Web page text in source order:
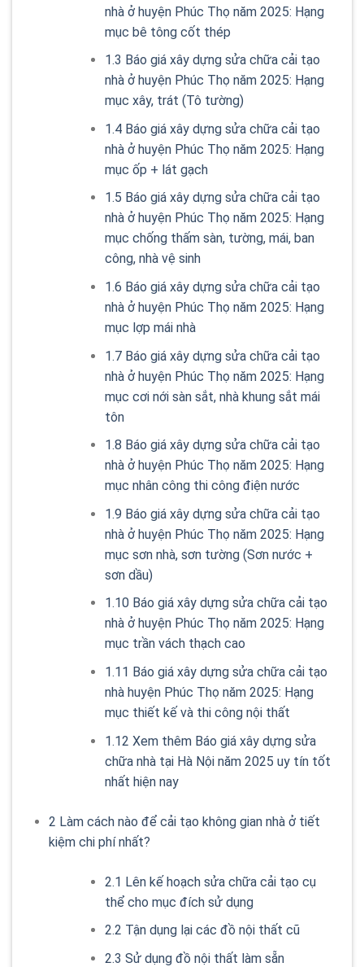
nhà ở huyện Phúc Thọ năm 2025: Hạng
mục bê tông cốt thép
1.3 Báo giá xây dựng sửa chữa cải tạo
nhà ở huyện Phúc Thọ năm 2025: Hạng
mục xây, trát (Tô tường)
1.4Báo giá xây dựng sửa chữa cải tạo
nhà ở huyện Phúc Thọ năm 2025: Hạng
mục ốp + lát gạch
1.5 Báo giá xây dựng sửa chữa cải tạo
nhà ở huyện Phúc Thọ năm 2025: Hạng
mục chống thấm sàn, tường, mái, ban
công, nhà vệ sinh
1.6 Báo giá xây dựng sửa chữa cải tạo
nhà ở huyện Phúc Thọ năm 2025: Hạng
mục lợp mái nhà
1.7Báo giá xây dựng sửa chữa cải tạo
nhà ở huyện Phúc Thọ năm 2025: Hạng
mục cơi nới sàn sắt, nhà khung sắt mái
tôn
1.8 Báo giá xây dựng sửa chữa cải tạo
nhà ở huyện Phúc Thọ năm 2025: Hạng
mục nhân công thi công điện nước
1.9 Báo giá xây dựng sửa chữa cải tạo
nhà ở huyện Phúc Thọ năm 2025: Hạng
mục sơn nhà, sơn tường (Sơn nước +
sơn dầu)
1.10Báo giá xây dựng sửa chữa cải tạo
nhà ở huyện Phúc Thọ năm 2025: Hạng
mục trần vách thạch cao
1.11 Báo giá xây dựng sửa chữa cải tạo
nhà huyện Phúc Thọ năm 2025: Hạng
mục thiết kế và thi công nội thất
1.12 Xem thêm Báo giá xây dựng sửa
chữa nhà tại Hà Nội năm 2025 uy tín tốt
nhất hiện nay
2 Làm cách nào để cải tạo không gian nhà ở tiết
kiệm chi phí nhất?
2.1 Lên kế hoạch sửa chữa cải tạo cụ
thể cho mục đích sử dụng
2.2 Tận dụng lại các đồ nội thất cũ
2.3 Sử dụng đồ nội thất làm sẵn